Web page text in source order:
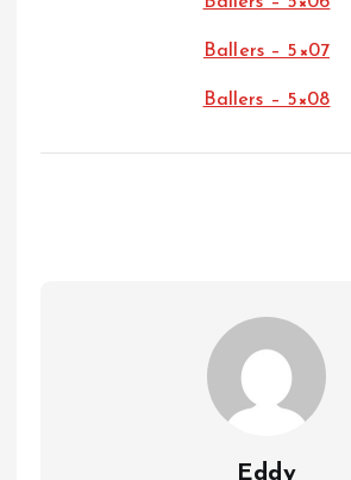
Ballers – 5×07
Ballers – 5×08
Eddy